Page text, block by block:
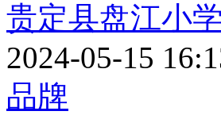
贵定县盘江小
2024-05-15
品牌